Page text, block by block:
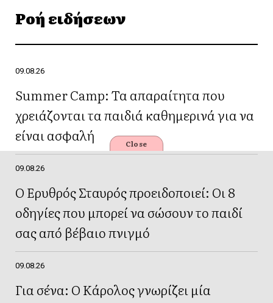
Ροή ειδήσεων
09.08.26
Summer Camp: Τα απαραίτητα που
χρειάζονται τα παιδιά καθημερινά για να
είναι ασφαλή
09.08.26
Ο Ερυθρός Σταυρός προειδοποιεί: Οι 8
οδηγίες που μπορεί να σώσουν το παιδί
σας από βέβαιο πνιγμό
09.08.26
Για σένα: Ο Κάρολος γνωρίζει μία
Close